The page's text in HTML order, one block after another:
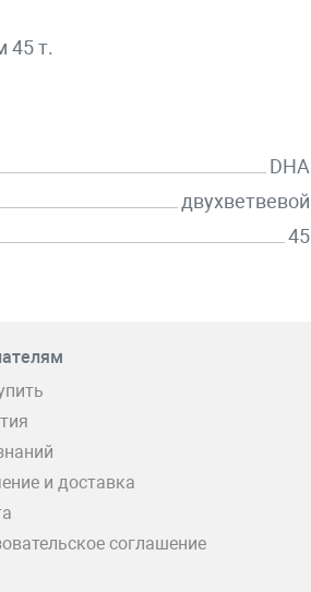
45 т.
DHA
двухветвевой
45
и доставка
соглашение